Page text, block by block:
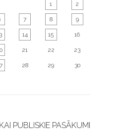
1 2
7 8 9
14 15 16
21 22 23
28 29 30
PUBLISKIE PASĀKUMI